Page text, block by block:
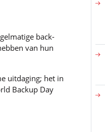
back-
van hun
uitdaging; het in
Backup Day